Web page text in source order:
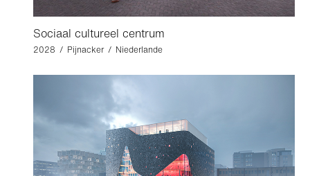
Sociaal cultureel centrum
2028 / Pijnacker / Niederlande